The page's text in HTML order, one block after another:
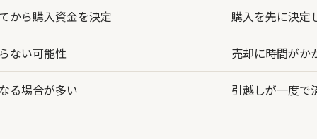
から購入資金を決定 購入を先に決定
ない可能性 売却に時間がか
る場合が多い 引越しが一度で